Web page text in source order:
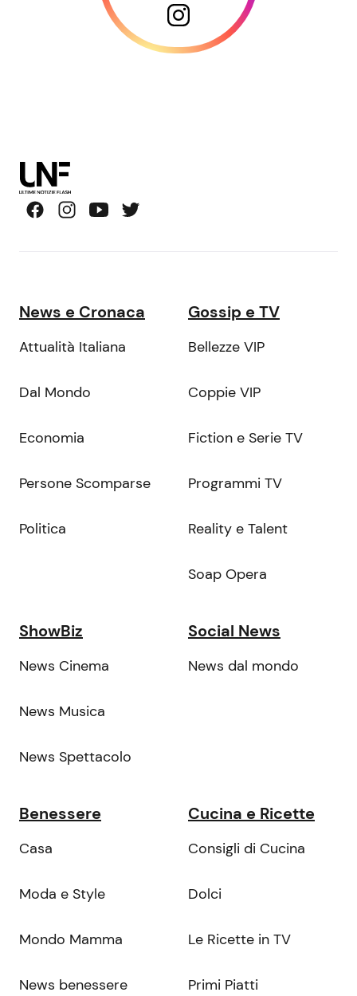
News e Cronaca
Attualità Italiana
Dal Mondo
Economia
Persone Scomparse
Politica
Gossip e TV
Bellezze VIP
Coppie VIP
Fiction e Serie TV
Programmi TV
Reality e Talent
Soap Opera
ShowBiz
News Cinema
News Musica
News Spettacolo
Social News
News dal mondo
Benessere
Casa
Moda e Style
Mondo Mamma
News benessere
Cucina e Ricette
Consigli di Cucina
Dolci
Le Ricette in TV
Primi Piatti